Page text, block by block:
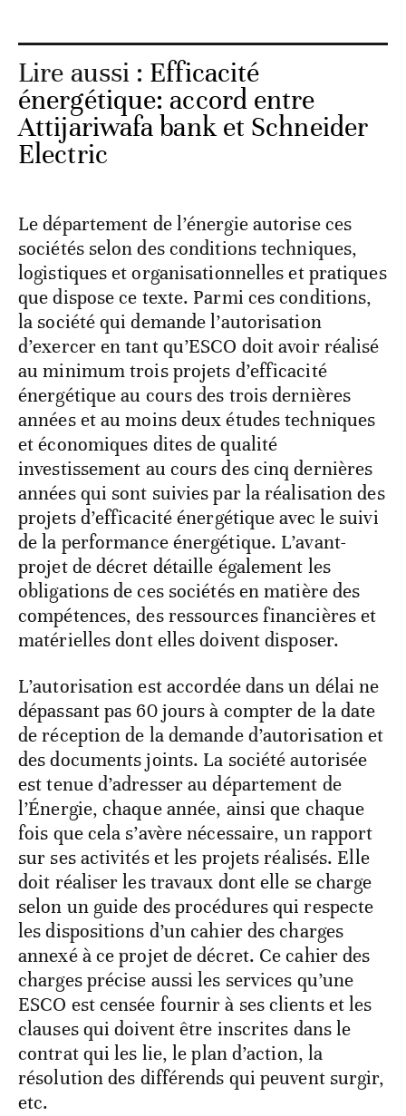
Lire aussi : Efficacité
énergétique: accord entre
Attijariwafa bank et Schneider
Electric
Le département de l’énergie autorise ces
sociétés selon des conditions techniques,
logistiques et organisationnelles et pratiques
que dispose ce texte. Parmi ces conditions,
la société qui demande l’autorisation
d’exercer en tant qu’ESCO doit avoir réalisé
au minimum trois projets d’efficacité
énergétique au cours des trois dernières
années et au moins deux études techniques
et économiques dites de qualité
investissement au cours des cinq dernières
années qui sont suivies par la réalisation des
projets d’efficacité énergétique avec le suivi
de la performance énergétique. L’avant-
projet de décret détaille également les
obligations de ces sociétés en matière des
compétences, des ressources financières et
matérielles dont elles doivent disposer.
L’autorisation est accordée dans un délai ne
dépassant pas 60 jours à compter de la date
de réception de la demande d’autorisation et
des documents joints. La société autorisée
est tenue d’adresser au département de
l’Énergie, chaque année, ainsi que chaque
fois que cela s’avère nécessaire, un rapport
sur ses activités et les projets réalisés. Elle
doit réaliser les travaux dont elle se charge
selon un guide des procédures qui respecte
les dispositions d’un cahier des charges
annexé à ce projet de décret. Ce cahier des
charges précise aussi les services qu’une
ESCO est censée fournir à ses clients et les
clauses qui doivent être inscrites dans le
contrat qui les lie, le plan d’action, la
résolution des différends qui peuvent surgir,
etc.